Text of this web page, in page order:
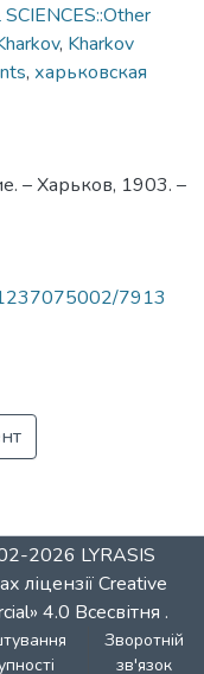
, Kharkov
, харьковская
– Харьков, 1903. –
1237075002/7913
2026 LYRASIS
ліцензіїCreative
4.0 Всесвітня .
Зворотній
зв'язок